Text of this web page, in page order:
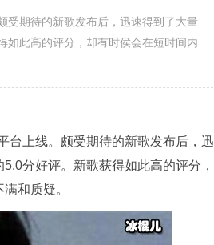
受期待的新歌发布后，迅速得到了大量
如此高的评分，却有时侯会在短时间内
台上线。颇受期待的新歌发布后，迅
分好评。新歌获得如此高的评分，
和质疑。